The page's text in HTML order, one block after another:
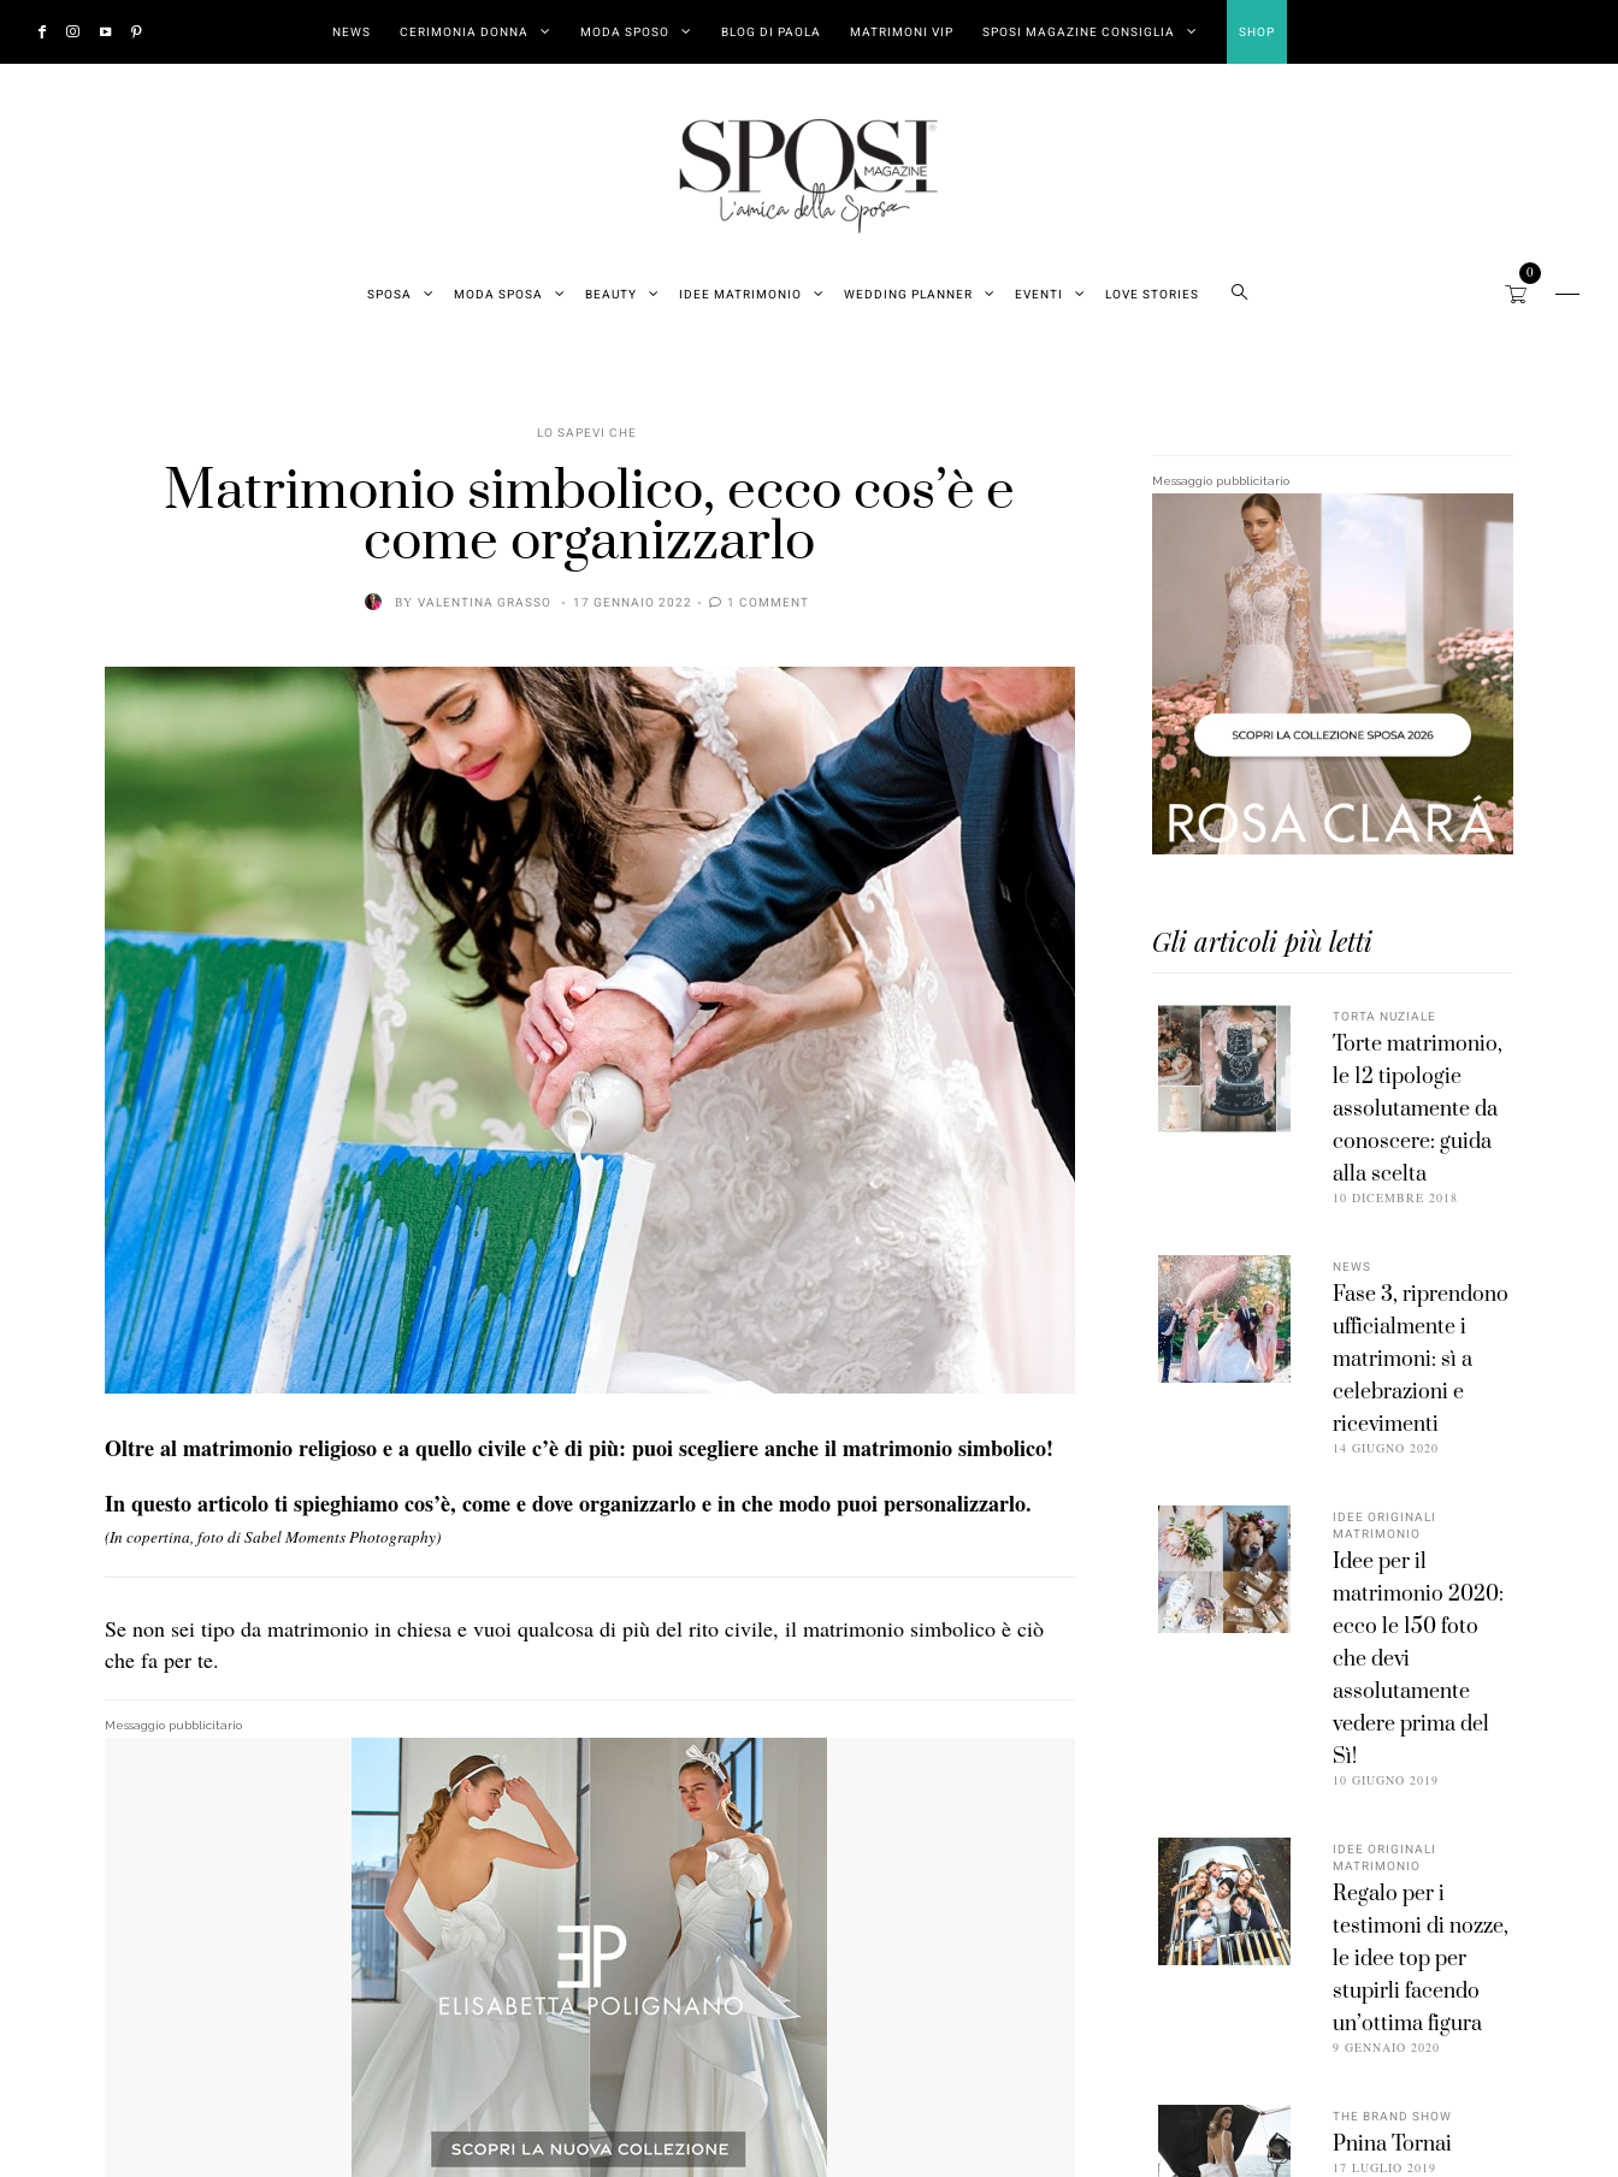
NEWS CERIMONIA DONNA MODA SPOSO BLOG DI PAOLA MATRIMONI VIP SPOSI MAGAZINE CONSIGLIA SHOP
SPOSA MODA SPOSA BEAUTY IDEE MATRIMONIO WEDDING PLANNER EVENTI LOVE STORIES
0
LO SAPEVI CHE
Matrimonio simbolico, ecco cos’è e
come organizzarlo
BYVALENTINA GRASSO 17 GENNAIO 2022 1 COMMENT
Oltre al matrimonio religioso e a quello civile c’è di più: puoi scegliere anche il matrimonio simbolico!
In questo articolo ti spieghiamo cos’è, come e dove organizzarlo e in che modo puoi personalizzarlo.
(In copertina, foto di Sabel Moments Photography)
Se non sei tipo da matrimonio in chiesa e vuoi qualcosa di più del rito civile, il matrimonio simbolico è ciò
che fa per te.
Messaggio pubblicitario
Messaggio pubblicitario
Gli articoli più letti
TORTA NUZIALE
Torte matrimonio,
le 12 tipologie
assolutamente da
conoscere: guida
alla scelta
10 DICEMBRE 2018
NEWS
Fase 3, riprendono
ufficialmente i
matrimoni: sì a
celebrazioni e
ricevimenti
14 GIUGNO 2020
IDEE ORIGINALI
MATRIMONIO
Idee per il
matrimonio 2020:
ecco le 150 foto
che devi
assolutamente
vedere prima del
Sì!
10 GIUGNO 2019
IDEE ORIGINALI
MATRIMONIO
Regalo per i
testimoni di nozze,
le idee top per
stupirli facendo
un’ottima figura
9 GENNAIO 2020
THE BRAND SHOW
Pnina Tornai
17 LUGLIO 2019